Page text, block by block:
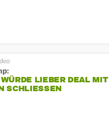
LIEBER DEAL MIT
SCHLIESSEN